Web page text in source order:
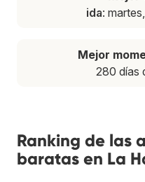
ida: martes,
Mejor
280 días
Ranking de las
baratas en La